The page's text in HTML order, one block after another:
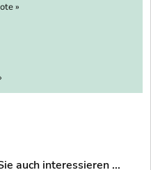
»
auch interessieren ...